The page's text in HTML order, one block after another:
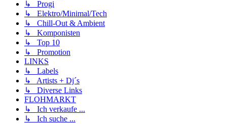
↳ Progi
↳ Elektro/Minimal/Tech
↳ Chill-Out & Ambient
↳ Komponisten
↳ Top 10
↳ Promotion
LINKS
↳ Labels
↳ Artists + Dj´s
↳ Diverse Links
FLOHMARKT
↳ Ich verkaufe ...
↳ Ich suche ...